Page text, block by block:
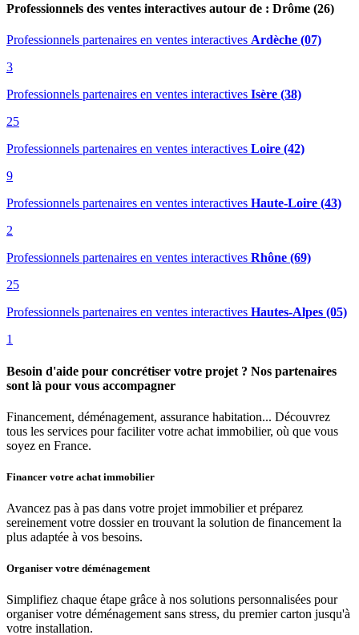
Professionnels des ventes interactives autour de : Drôme (26)
Professionnels partenaires en ventes interactives Ardèche (07)
3
Professionnels partenaires en ventes interactives Isère (38)
25
Professionnels partenaires en ventes interactives Loire (42)
9
Professionnels partenaires en ventes interactives Haute-Loire (43)
2
Professionnels partenaires en ventes interactives Rhône (69)
25
Professionnels partenaires en ventes interactives Hautes-Alpes (05)
1
Besoin d'aide pour concrétiser votre projet ? Nos partenaires
sont là pour vous accompagner
Financement, déménagement, assurance habitation... Découvrez
tous les services pour faciliter votre achat immobilier, où que vous
soyez en France.
Financer votre achat immobilier
Avancez pas à pas dans votre projet immobilier et préparez
sereinement votre dossier en trouvant la solution de financement la
plus adaptée à vos besoins.
Organiser votre déménagement
Simplifiez chaque étape grâce à nos solutions personnalisées pour
organiser votre déménagement sans stress, du premier carton jusqu'à
votre installation.